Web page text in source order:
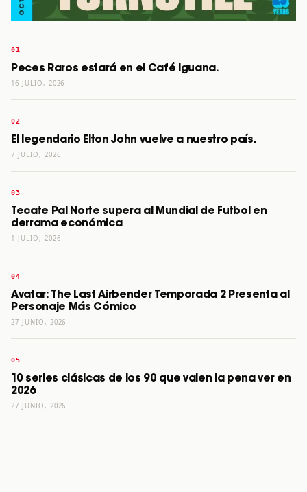
Peces Raros estará en el Café Iguana.
16 JULIO, 2026
El legendario Elton John vuelve a nuestro país.
7 JULIO, 2026
Tecate Pal Norte supera al Mundial de Futbol en
derrama económica
1 JULIO, 2026
Avatar: The Last Airbender Temporada 2 Presenta al
Personaje Más Cómico
27 JUNIO, 2026
10 series clásicas de los 90 que valen la pena ver en
2026
27 JUNIO, 2026